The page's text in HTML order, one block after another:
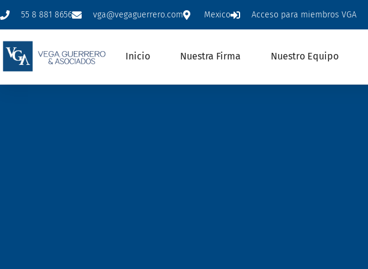
55 8 881 8656 vga@vegaguerrero.com Mexico Acceso para miembros VGA
Inicio Nuestra Firma Nuestro Equipo